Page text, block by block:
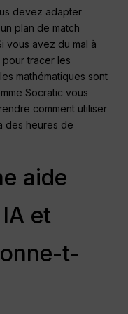
devez adapter
plan de match
vous avez du mal à
pour tracer les
mathématiques sont
Socratic vous
comment utiliser
des heures de
aide
et
t-